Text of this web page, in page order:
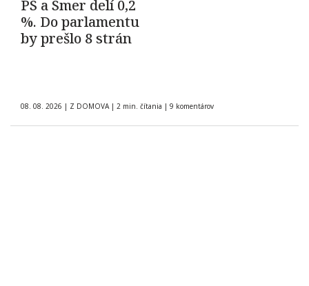
PS a Smer delí 0,2
%. Do parlamentu
by prešlo 8 strán
08. 08. 2026 | Z DOMOVA | 2 min. čítania | 9 komentárov